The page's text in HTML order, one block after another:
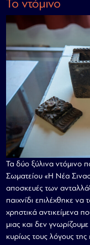
Το ντόμινο
Τα δύο ξύλινα ντόμινο
Σωματείου «Η Νέα
αποσκευές των
παιχνίδι επιλέχθηκε να
χρηστικά αντικείμενα
μιας και δεν
κυρίως τους λόγους της